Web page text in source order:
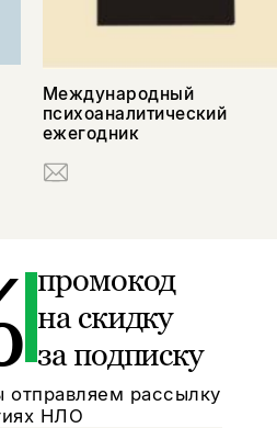
Международный
психоаналитический
ежегодник
промокод
на скидку
за подписку
рассылку
НЛО